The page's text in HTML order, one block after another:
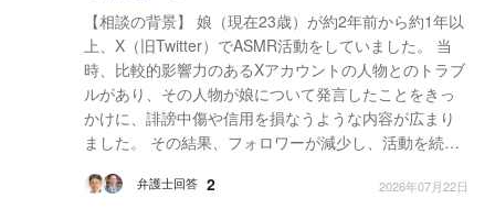
【相談の背景】 娘（現在23歳）が約2年前から約1年以
上、X（旧Twitter）でASMR活動をしていました。 当
時、比較的影響力のあるXアカウントの人物とのトラブ
ルがあり、その人物が娘について発言したことをきっ
かけに、誹謗中傷や信用を損なうような内容が広まり
ました。 その結果、フォロワーが減少し、活動を続け
を再開...弁護士回答 2 2026年07月22日